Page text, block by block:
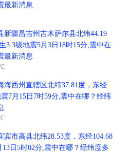
最新消息
新疆昌吉州吉木萨尔县北纬44.19
3.3级地震5月3日18时15分,震中在
最新消息
海西州直辖区北纬37.81度，东经
7月15日7时59分,震中在哪？经纬
宾市高县北纬28.53度，东经104.68
13日5时02分,震中在哪？经纬度多